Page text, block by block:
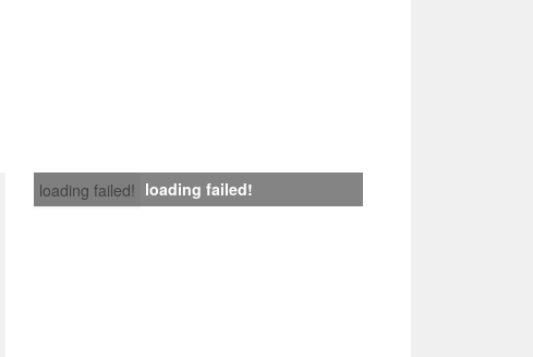
loading failed! loading failed!